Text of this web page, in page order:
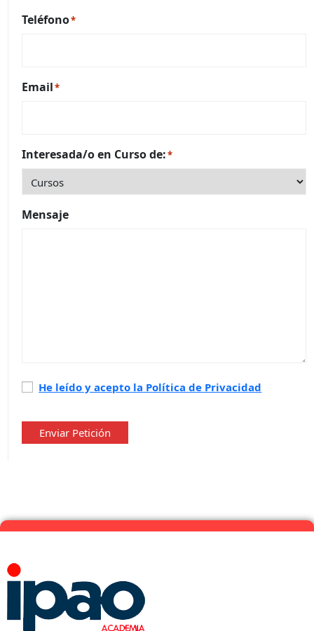
Teléfono*
Email*
Interesada/o en Curso de:*
Mensaje
Política
privacidad*
He leído y acepto la Política de Privacidad
Enviar Petición